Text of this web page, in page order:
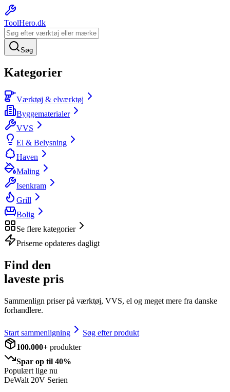
ToolHero.dk
Søg
Kategorier
Værktøj & elværktøj
Byggematerialer
VVS
El & Belysning
Haven
Maling
Isenkram
Grill
Bolig
Se flere kategorier
Priserne opdateres dagligt
Find den
laveste pris
Sammenlign priser på værktøj, VVS, el og meget mere fra danske
forhandlere.
Start sammenligning
Søg efter produkt
100.000+ produkter
Spar op til 40%
Populært lige nu
DeWalt 20V Serien